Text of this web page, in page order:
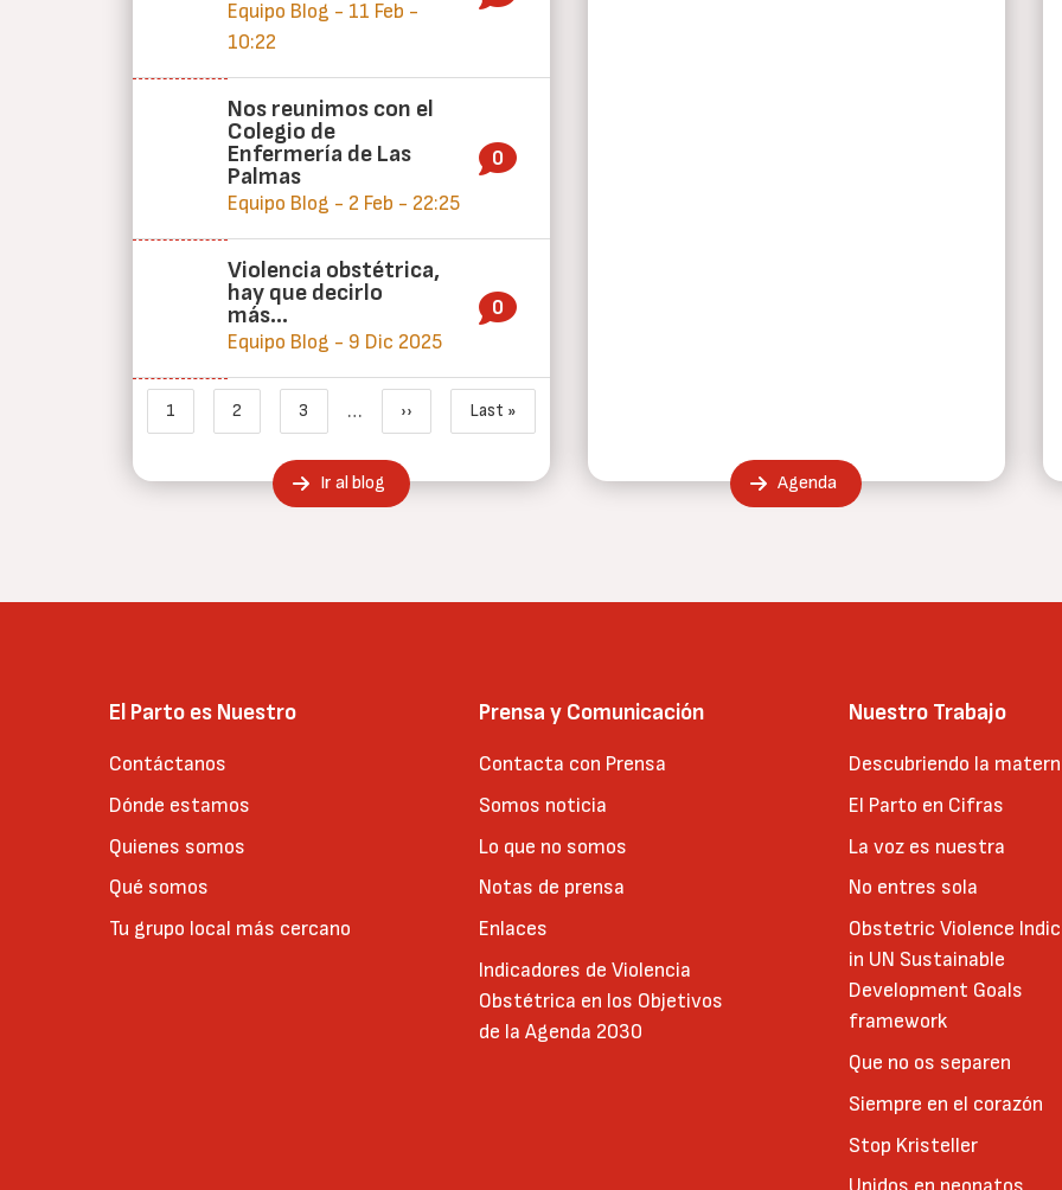
Equipo Blog - 11 Feb -
10:22
Nos reunimos con el
Colegio de
Enfermería de Las
Palmas
Equipo Blog - 2 Feb - 22:25
0
Violencia obstétrica,
hay que decirlo
más…
Equipo Blog - 9 Dic 2025
0
Paginación
Página actual
1
Page
2
Page
3 … Siguiente página
››
Última página
Last »
Ir al blog Agenda
El Parto es Nuestro
Contáctanos
Dónde estamos
Quienes somos
Qué somos
Tu grupo local más cercano
Prensa y Comunicación
Contacta con Prensa
Somos noticia
Lo que no somos
Notas de prensa
Enlaces
Indicadores de Violencia
Obstétrica en los Objetivos
de la Agenda 2030
Nuestro Trabajo
Descubriendo la
El Parto en Cifras
La voz es nuestra
No entres sola
Obstetric Violence
in UN Sustainable
Development Goals
framework
Que no os separen
Siempre en el corazón
Stop Kristeller